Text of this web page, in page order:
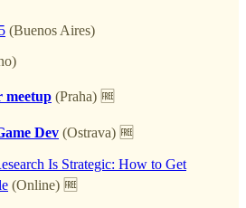
(Buenos Aires)
meetup (Praha) 🆓
Dev (Ostrava) 🆓
Is Strategic: How to Get
(Online) 🆓